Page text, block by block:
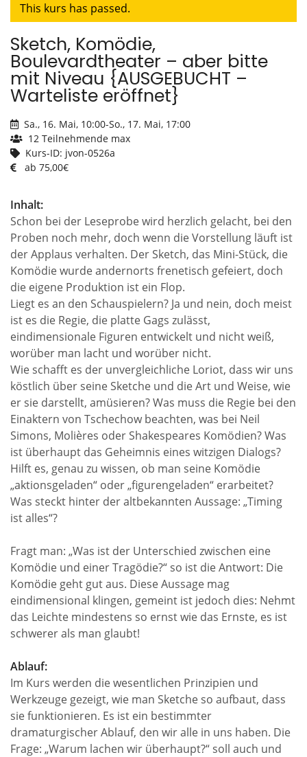
This kurs has passed.
Sketch, Komödie,
Boulevardtheater – aber bitte
mit Niveau {AUSGEBUCHT –
Warteliste eröffnet}
Sa., 16. Mai, 10:00-So., 17. Mai, 17:00
12 Teilnehmende max
Kurs-ID: jvon-0526a
ab 75,00€
Inhalt:
Schon bei der Leseprobe wird herzlich gelacht, bei den
Proben noch mehr, doch wenn die Vorstellung läuft ist
der Applaus verhalten. Der Sketch, das Mini-Stück, die
Komödie wurde andernorts frenetisch gefeiert, doch
die eigene Produktion ist ein Flop.
Liegt es an den Schauspielern? Ja und nein, doch meist
ist es die Regie, die platte Gags zulässt,
eindimensionale Figuren entwickelt und nicht weiß,
worüber man lacht und worüber nicht.
Wie schafft es der unvergleichliche Loriot, dass wir uns
köstlich über seine Sketche und die Art und Weise, wie
er sie darstellt, amüsieren? Was muss die Regie bei den
Einaktern von Tschechow beachten, was bei Neil
Simons, Molières oder Shakespeares Komödien? Was
ist überhaupt das Geheimnis eines witzigen Dialogs?
Hilft es, genau zu wissen, ob man seine Komödie
„aktionsgeladen“ oder „figurengeladen“ erarbeitet?
Was steckt hinter der altbekannten Aussage: „Timing
ist alles“?
Fragt man: „Was ist der Unterschied zwischen eine
Komödie und einer Tragödie?“ so ist die Antwort: Die
Komödie geht gut aus. Diese Aussage mag
eindimensional klingen, gemeint ist jedoch dies: Nehmt
das Leichte mindestens so ernst wie das Ernste, es ist
schwerer als man glaubt!
Ablauf:
Im Kurs werden die wesentlichen Prinzipien und
Werkzeuge gezeigt, wie man Sketche so aufbaut, dass
sie funktionieren. Es ist ein bestimmter
dramaturgischer Ablauf, den wir alle in uns haben. Die
Frage: „Warum lachen wir überhaupt?“ soll auch und